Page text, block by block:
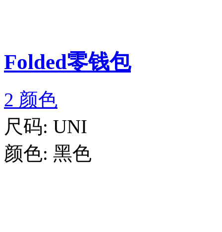
Folded零钱包
2 颜色
尺码: UNI
颜色: 黑色